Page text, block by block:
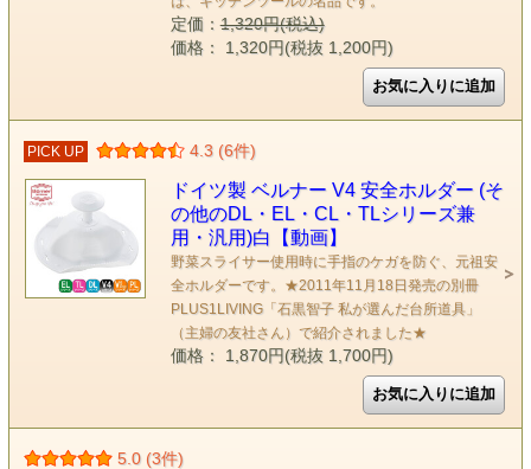
定価：1,320円(税込)
価格： 1,320円(税抜 1,200円)
PICK UP 4.3 (6件)
ドイツ製 ベルナー V4 安全ホルダー (そ
の他のDL・EL・CL・TLシリーズ兼
用・汎用)白【動画】
野菜スライサー使用時に手指のケガを防ぐ、元祖安
全ホルダーです。★2011年11月18日発売の別冊
PLUS1LIVING「石黒智子 私が選んだ台所道具」
（主婦の友社さん）で紹介されました★
価格： 1,870円(税抜 1,700円)
5.0 (3件)